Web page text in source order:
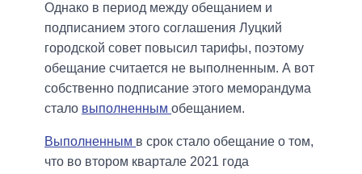
Однако в период между обещанием и
подписанием этого соглашения Луцкий
городской совет повысил тарифы, поэтому
обещание считается не выполненным. А вот
собственно подписание этого меморандума
стало выполненным обещанием.
Выполненным в срок стало обещание о том,
что во втором квартале 2021 года